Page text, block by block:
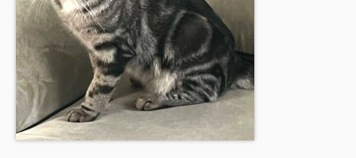
CONTACT
BOUTIQUE
FORUM